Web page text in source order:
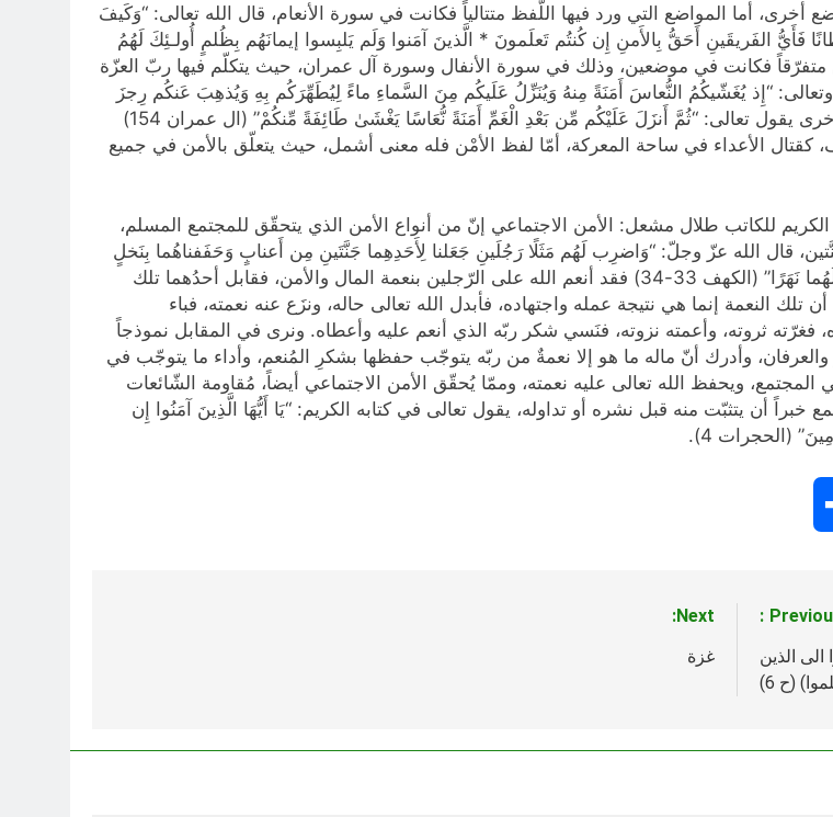
أما المواضع التي ورد فيها اللّفظ متتالياً فكانت في سورة الأنعام، قال الله تعالى: “وَكَيفَ
فَأَيُّ الفَريقَينِ أَحَقُّ بِالأَمنِ إِن كُنتُم تَعلَمونَ * الَّذينَ آمَنوا وَلَم يَلبِسوا إيمانَهُم بِظُلمٍ أُولـئِكَ لَهُمُ
التي جاء فيها لفظ الأمن متفرّقاً فكانت في موضعين، وذلك في سورة الأنفال وسورة آل عمران، حيث يتكلّم فيها ربّ العزّة
“إِذ يُغَشّيكُمُ النُّعاسَ أَمَنَةً مِنهُ وَيُنَزِّلُ عَلَيكُم مِنَ السَّماءِ ماءً لِيُطَهِّرَكُم بِهِ وَيُذهِبَ عَنكُم رِجزَ
الشَّيطانِ وَلِيَربِطَ عَلى قُلوبِكُم وَيُثَبِّتَ بِهِ الأَقدامَ” (الانفال 11) وفي الآية الأخرى يقول تعالى: “ثُمَّ أَنزَلَ عَلَيْكُم مِّن بَعْدِ الْغَمِّ أَمَنَةً نُّعَاسًا يَغْشَىٰ طَائِفَةً مِّنكُمْ” (ال عمران 154)
كقتال الأعداء في ساحة المعركة، أمّا لفظ الأمْن فله معنى أشمل، حيث يتعلّق بالأمن في جميع
للكاتب طلال مشعل: الأمن الاجتماعي إنّ من أنواع الأمن الذي يتحقّق للمجتمع المسلم،
قال الله عزّ وجلّ: “وَاضرِب لَهُم مَثَلًا رَجُلَينِ جَعَلنا لِأَحَدِهِما جَنَّتَينِ مِن أَعنابٍ وَحَفَفناهُما بِنَخلٍ
وَجَعَلنا بَينَهُما زَرعًا * كِلتَا الجَنَّتَينِ آتَت أُكُلَها وَلَم تَظلِم مِنهُ شَيئًا وَفَجَّرنا خِلالَهُما نَهَرًا” (الكهف 33-34) فقد أنعم الله على الرّجلين بنعمة المال والأمن، فقابل أحدُهما تلك
النعمة إنما هي نتيجة عمله واجتهاده، فأبدل الله تعالى حاله، ونزَع عنه نعمته، فباء
فغرّته ثروته، وأعمته نزوته، فنَسي شكر ربّه الذي أنعم عليه وأعطاه. ونرى في المقابل نموذجاً
وأدرك أنّ ماله ما هو إلا نعمةٌ من ربّه يتوجّب حفظها بشكرِ المُنعم، وأداء ما يتوجّب في
ويحفظ الله تعالى عليه نعمته، وممّا يُحقّق الأمن الاجتماعي أيضاً، مُقاومة الشّائعات
أن يتثبّت منه قبل نشره أو تداوله، يقول تعالى في كتابه الكريم: “يَا أَيُّهَا الَّذِينَ آمَنُوا إِن
(الحجرات 4).
الى الذين
(ح 6)
Next:
غزة